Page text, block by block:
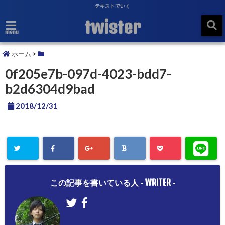
テキストでいく
menu twister
ホーム >
0f205e7b-097d-4023-bdd7-
b2d6304d9bad
2018/12/31
この記事を書いている人 - WRITER-